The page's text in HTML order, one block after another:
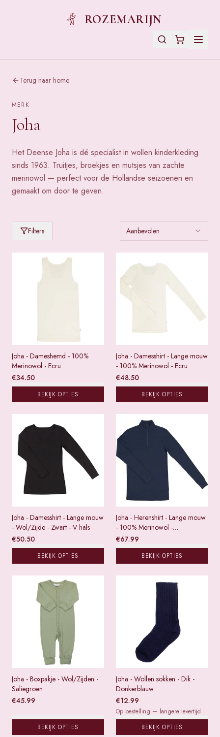
ROZEMARIJN
Terug naar home
MERK
Joha
Het Deense Joha is dé specialist in wollen kinderkleding
sinds 1963. Truitjes, broekjes en mutsjes van zachte
merinowol — perfect voor de Hollandse seizoenen en
gemaakt om door te geven.
Producten van
Filters Aanbevolen
Joha - Dameshemd - 100%
Merinowol - Ecru
€34.50
BEKIJK OPTIES
Joha - Damesshirt - Lange mouw
- 100% Merinowol - Ecru
€48.50
BEKIJK OPTIES
Joha - Damesshirt - Lange mouw
- Wol/Zijde - Zwart - V hals
€50.50
BEKIJK OPTIES
Joha - Herenshirt - Lange mouw
- 100% Merinowol -
Donkerblauw - Met ritsje
€67.99
BEKIJK OPTIES
Joha - Boxpakje - Wol/Zijden -
Saliegroen
€45.99
BEKIJK OPTIES
Joha - Wollen sokken - Dik -
Donkerblauw
€12.99
Op bestelling — langere levertijd
BEKIJK OPTIES